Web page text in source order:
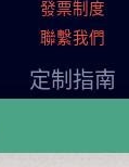
發票制度
聯繫我們
定制指南